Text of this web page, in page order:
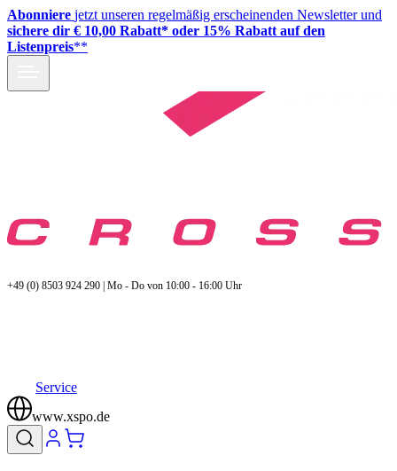
Abonniere jetzt unseren regelmäßig erscheinenden Newsletter und
sichere dir € 10,00 Rabatt* oder 15% Rabatt auf den
Listenpreis**
+49 (0) 8503 924 290 | Mo - Do von 10:00 - 16:00 Uhr
Service
www.xspo.de